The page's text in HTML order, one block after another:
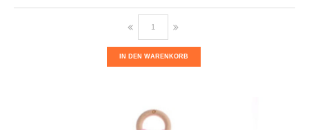
IN DEN WARENKORB